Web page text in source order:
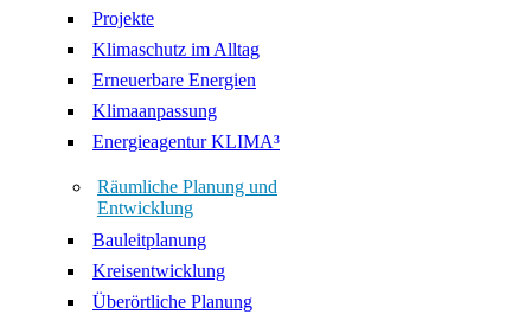
Projekte
Klimaschutz im Alltag
Erneuerbare Energien
Klimaanpassung
Energieagentur KLIMA³
Räumliche Planung und
Entwicklung
Bauleitplanung
Kreisentwicklung
Überörtliche Planung